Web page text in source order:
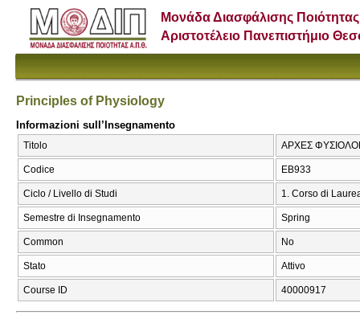
Μονάδα Διασφάλισης Ποιότητας
Αριστοτέλειο Πανεπιστήμιο
Principles of Physiology
Informazioni sull’Insegnamento
Titolo ΑΡΧΕΣ
Codice ΕΒ933
Ciclo / Livello di Studi 1. Corso di
Semestre di Insegnamento Spring
Common No
Stato Attivo
Course ID 40000917